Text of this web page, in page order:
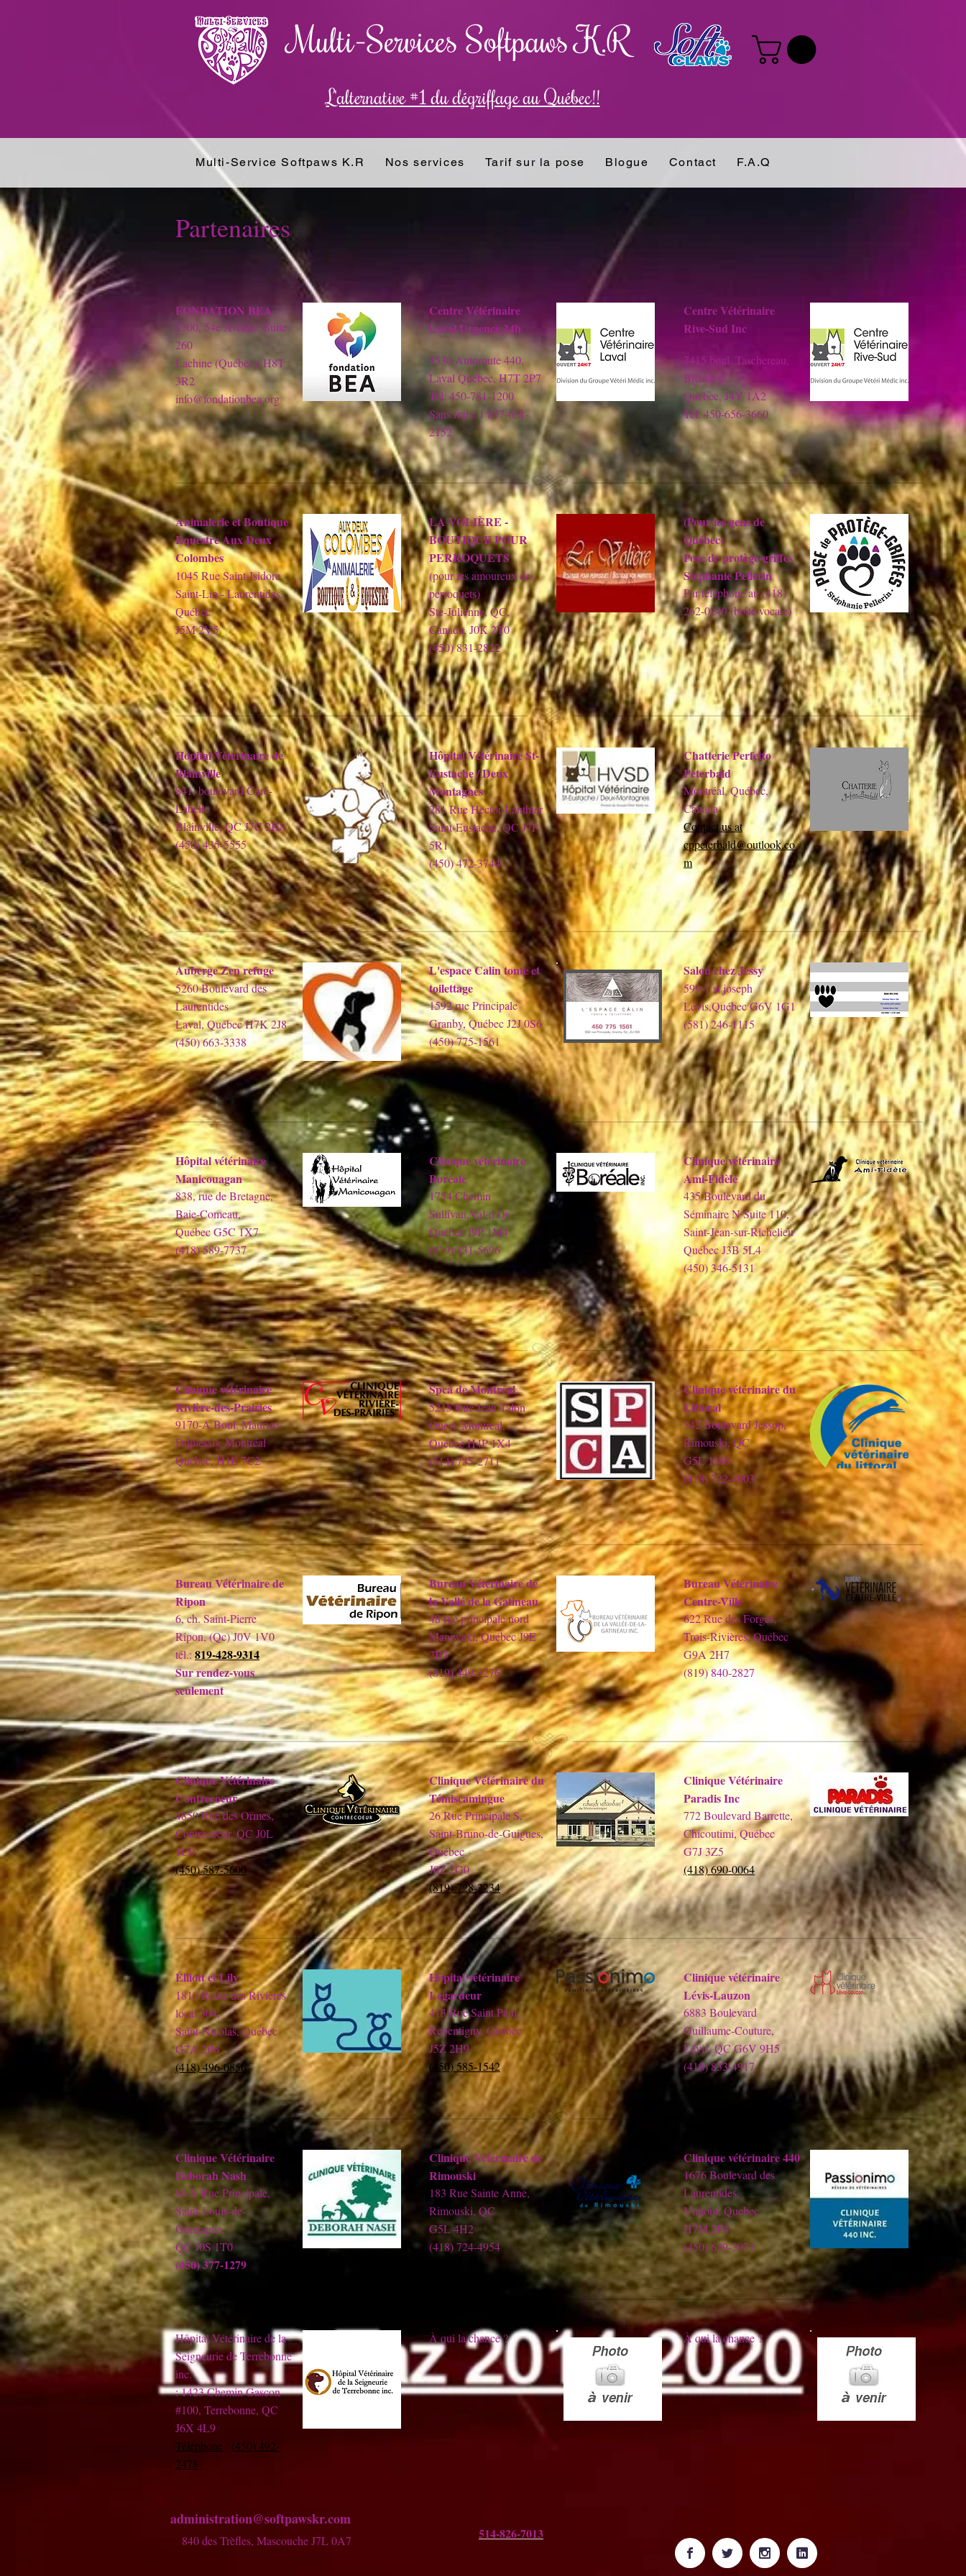
Multi-Services Softpaws K.R
L'alternative #1 du dé​griffage au Québec!!
Multi-Service Softpaws K.R Nos services Tarif sur la pose Blogue Contact F.A.Q
Partenaires
FONDATION BEA
2300, 54e Avenue, Suite
260
Lachine (Québec), H8T
3R2
info@fondationbea.org
Centre Vétérinaire
Laval Urgence 24h
4530 Autoroute 440,
Laval Québec, H7T 2P7
Tél: 450-781-1200
Sans frais: 1 877-651-
2152
Centre Vétérinaire
Rive-Sud Inc
7415 boul. Taschereau,
Brossard
Québec, J4Y 1A2
Tél: 450-656-3660
Animalerie et Boutique
Equestre Aux Deux
Colombes
1045 Rue Saint-Isidore
Saint-Lin - Laurentides,
Québec
J5M 2V5
LA VOLIÈRE -
BOUTIQUE POUR
PERROQUETS
(pour les amoureux des
perroquets)
Ste-Julienne, QC,
Canada, J0K 2T0
(450) 831-2822
(Pour les gens de
Québec)
Pose de protège-griffes
Stéphanie Pellerin
Par téléphone au (418)
262-0249 (boîte vocale)
Hopital Vétérinaire de
Blainville
841, boulevard Curé-
Labelle
Blainville, QC J7C 2K8
(450) 435-5555
Hôpital Vétérinaire St-
Eustache / Deux
Montagnes
281 Rue Hector-Lanthier
Saint-Eustache, QC J7P
5R1
(450) 472-3744
Chatterie Perfetto
Peterbald
Montréal, Québec,
Canada
Contact us at
cppeterbald@outlook.co
m
Auberge Zen refuge
5260 Boulevard des
Laurentides
Laval, Québec H7K 2J8
(450) 663-3338
L'espace Calin tonte et
toilettage
1592 rue Principale
Granby, Québec J2J 0S6
(450) 775-1561
Salon chez Jessy
599-1 st joseph
Lévis,Québec G6V 1G1
(581) 246-1115
Hôpital vétérinaire
Manicouagan
838, rue de Bretagne,
Baie-Comeau,
Québec G5C 1X7
(418) 589-7737
Clinique vétérinaire
Boréale
1754 Chemin
Sullivan,Val-d'Or
Québec J9P 1M4
(819) 831-5696
Clinique vétérinaire
Ami-Fidèle
435 Boulevard du
Séminaire N Suite 110,
Saint-Jean-sur-Richelieu
Québec J3B 5L4
(450) 346-5131
Clinique vétérinaire
Rivière-des-Prairies
9170-A Boul. Maurice-
Duplessis, Montréal
Québec, H1E 7C2
Spca de Montréal
5215 Rue Jean-Talon
Ouest, Montreal,
Québec H4P 1X4
(514) 735-2711
Clinique vétérinaire du
Littoral
342 Boulevard Jessop,
Rimouski, QC
G5L 1M8
(418) 722-4003
Bureau Vétérinaire de
Ripon
6, ch. Saint-Pierre
Ripon, (Qc) J0V 1V0
tél.:819-428-9314
Sur rendez-vous
seulement
Bureau Vétérinaire de
la Vallé de la Gatineau
48 rue principale nord
Maniwaki, Québec J9E
2B3
(819) 449-3276
Bureau Vétérinaire
Centre-Ville
622 Rue des Forges,
Trois-Rivières, Québec
G9A 2H7
(819) 840-2827
Clinique Vétérinaire
Contrecoeur
4850 Rue des Ormes,
Contrecoeur, QC J0L
1C0
(450) 587-5600
Clinique Vétérinaire du
Témiscamingue
26 Rue Principale S,
Saint-Bruno-de-Guigues,
Québec
J0Z 2G0
(819) 728-2234
Clinique Vétérinaire
Paradis Inc
772 Boulevard Barrette,
Chicoutimi, Québec
G7J 3Z5
(418) 690-0064
Élliott et Lily
1810 Route des Rivières
local 504,
Saint-Nicolas, Québec
G7A 2P6
(418) 496-0856
Hôpital vétérinaire
Legardeur
413 Rue Saint Paul,
Repentigny, Québec
J5Z 2H9
(450) 585-1542
Clinique vétérinaire
Lévis-Lauzon
6883 Boulevard
Guillaume-Couture,
Lévis, QC G6V 9H5
(418) 833-4917
Clinique Vétérinaire
Deborah Nash
84 B Rue Principale,
Saint-Louis-de-
Gonzague,
QC J0S 1T0
(450) 377-1279
Clinique Vétérinaire de
Rimouski
183 Rue Sainte Anne,
Rimouski, QC
G5L 4H2
(418) 724-4954
Clinique vétérinaire 440
1676 Boulevard des
Laurentides,
Vimont, Quebec
H7M 2P4
(450) 629-3971
Hôpital Vétérinaire de la
Seigneurie de Terrebonne
inc.
: 1423 Chemin Gascon
#100, Terrebonne, QC
J6X 4L9
Téléphone : (450) 492-
2478
À qui la chance ? À qui la chance ?
administration@softpawskr.co​m
840 des Trèfles, Mascouche J7L 0A7 514-826-7013